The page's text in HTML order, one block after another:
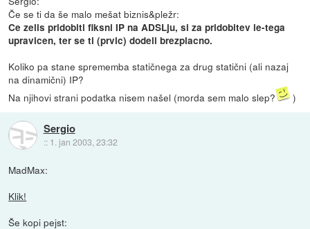
Če se ti da še malo mešat biznis&pležr:
Ce zelis pridobiti fiksni IP na ADSLju, si za pridobitev le-tega
upravicen, ter se ti (prvic) dodeli brezplacno.
Koliko pa stane sprememba statičnega za drug statični (ali nazaj
na dinamični) IP?
Na njihovi strani podatka nisem našel (morda sem malo slep?
)
Sergio
:: 1. jan 2003, 23:32
MadMax:
Klik!
Še kopi pejst: